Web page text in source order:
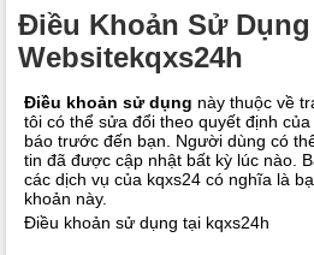
Điều Khoản Sử Dụng
Websitekqxs24h
Điều khoản sử dụng này thuộc về
tôi có thể sửa đổi theo quyết định
báo trước đến bạn. Người dùng có
tin đã được cập nhật bất kỳ lúc nào.
các dịch vụ của kqxs24 có nghĩa là
khoản này.
Điều khoản sử dụng tại kqxs24h